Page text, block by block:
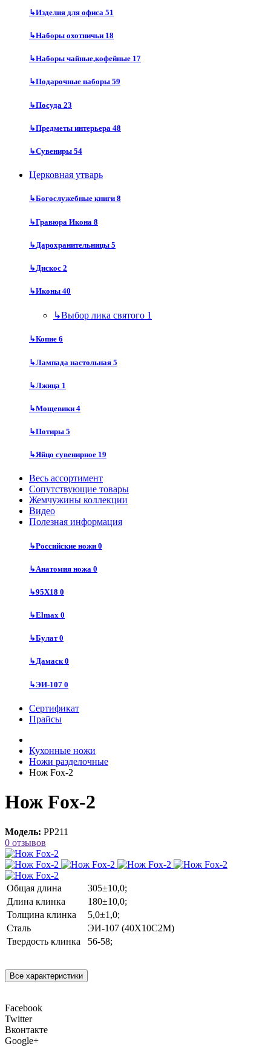
↳Изделия для офиса 51
↳Наборы охотничьи 18
↳Наборы чайные,кофейные 17
↳Подарочные наборы 59
↳Посуда 23
↳Предметы интерьера 48
↳Сувениры 54
Церковная утварь
↳Богослужебные книги 8
↳Гравюра Икона 8
↳Дарохранительницы 5
↳Дискос 2
↳Иконы 40
↳Выбор лика святого 1
↳Копие 6
↳Лампада настольная 5
↳Лжица 1
↳Мощевики 4
↳Потиры 5
↳Яйцо сувенирное 19
Весь ассортимент
Сопутствующие товары
Жемчужины коллекции
Видео
Полезная информация
↳Российские ножи 0
↳Анатомия ножа 0
↳95Х18 0
↳Elmax 0
↳Булат0
↳Дамаск0
↳ЭИ-107 0
Сертификат
Прайсы
Кухонные ножи
Ножи разделочные
Нож Fox-2
Нож Fox-2
Модель: РР211
0 отзывов
Общая длина
305±10,0;
Длина клинка
180±10,0;
Толщина клинка
5,0±1,0;
Сталь
ЭИ-107 (40Х10С2М)
Твердость клинка
56-58;
Все характеристики
Facebook
Twitter
Вконтакте
Google+